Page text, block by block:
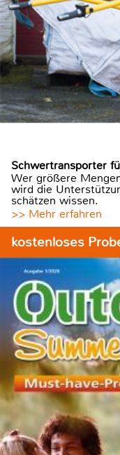
Schwertransporter
Wer größere
wird die
schätzen wissen.
>> Mehr erfahren
kostenloses